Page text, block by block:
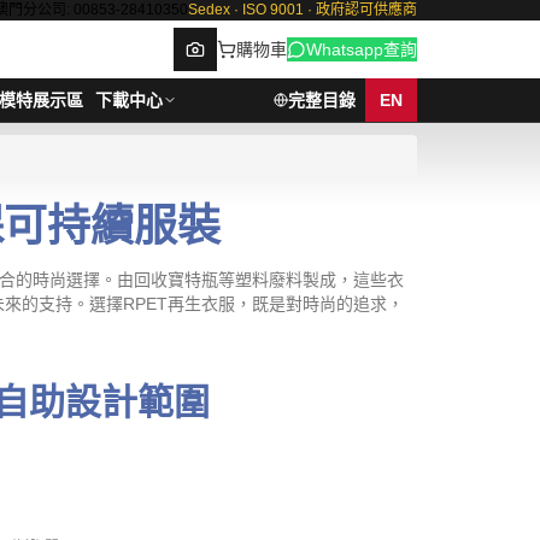
澳門分公司: 00853-28410350 Sedex · ISO 9001 · 政府認可供應商
Browse
購物車 Whatsapp查詢
模特展示區 下載中心 完整目錄 EN
持續服裝
的時尚選擇。由回收寶特瓶等塑料廢料製成，這些衣
的支持。選擇RPET再生衣服，既是對時尚的追求，
助設計範圍